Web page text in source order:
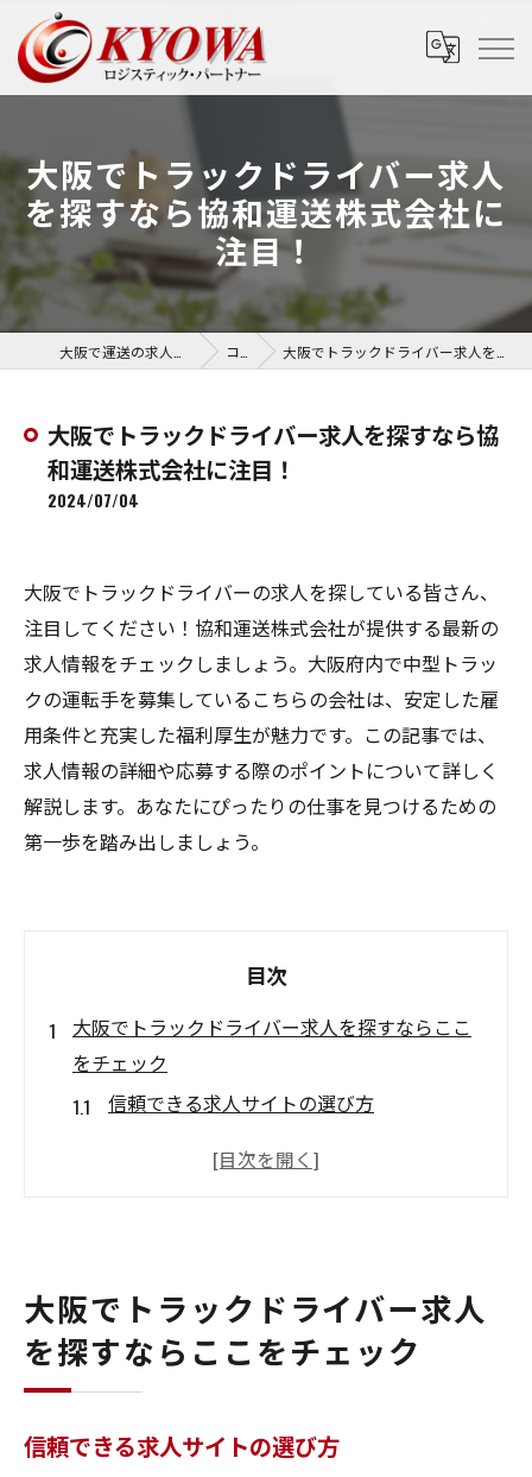
大阪でトラックドライバー求人
を探すなら協和運送株式会社に
注目！
コラム 大阪でトラックドライバー求人を探すなら協和運送株式会社に注目！
大阪でトラックドライバー求人を探すなら協
和運送株式会社に注目！
2024/07/04
大阪でトラックドライバーの求人を探している皆さん、
注目してください！協和運送株式会社が提供する最新の
求人情報をチェックしましょう。大阪府内で中型トラッ
クの運転手を募集しているこちらの会社は、安定した雇
用条件と充実した福利厚生が魅力です。この記事では、
求人情報の詳細や応募する際のポイントについて詳しく
解説します。あなたにぴったりの仕事を見つけるための
第一歩を踏み出しましょう。
目次
大阪でトラックドライバー求人を探すならここ
をチェック
信頼できる求人サイトの選び方
地元の運送会社を調べるポイント
効率的な応募準備のステップ
大阪のトラックドライバー求人最新情報をお届
高待遇の求人情報を見逃さない方法
大阪でトラックドライバー求人
を探すならここをチェック
信頼できる求人サイトの選び方